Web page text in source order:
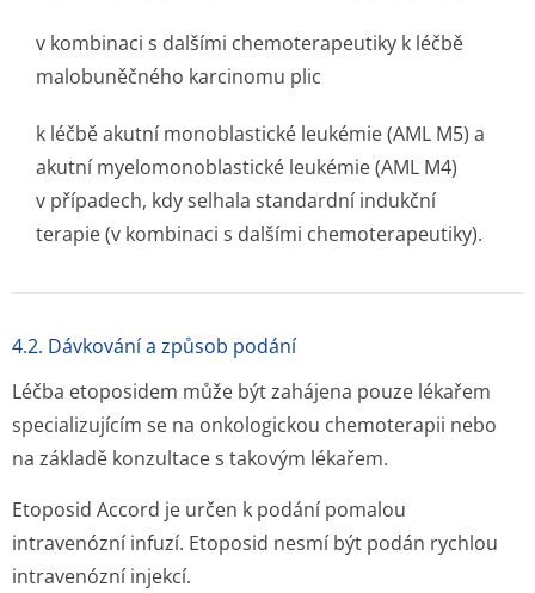
v kombinaci s dalšími chemoterapeutiky k léčbě
malobuněčného karcinomu plic
k léčbě akutní monoblastické leukémie (AML M5) a
akutní myelomonoblastické leukémie (AML M4)
v případech, kdy selhala standardní indukční
terapie (v kombinaci s dalšími chemoterapeutiky).
4.2. Dávkování a způsob podání
Léčba etoposidem může být zahájena pouze lékařem
specializujícím se na onkologickou chemoterapii nebo
na základě konzultace s takovým lékařem.
Etoposid Accord je určen k podání pomalou
intravenózní infuzí. Etoposid nesmí být podán rychlou
intravenózní injekcí.